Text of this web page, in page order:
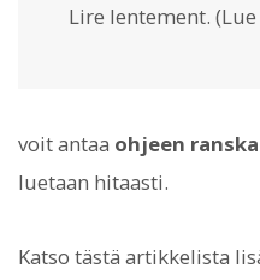
Lire lentement.
voit antaa ohjeen
luetaan hitaasti.
Katso tästä artikkelista